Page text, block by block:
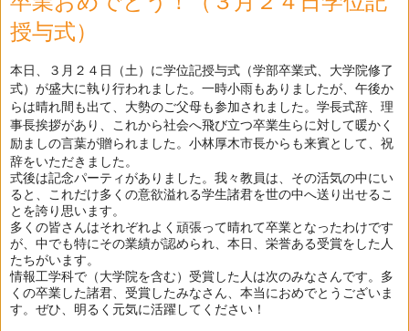
授与式）
本日、３月２４日（土）に学位記授与式（学部卒業式、大学院修了
式）が盛大に執り行われました。一時小雨もありましたが、午後か
らは晴れ間も出て、大勢のご父母も参加されました。学長式辞、理
事長挨拶があり、これから社会へ飛び立つ卒業生らに対して暖かく
励ましの言葉が贈られました。小林厚木市長からも来賓として、祝
辞をいただきました。
式後は記念パーティがありました。我々教員は、その活気の中にい
ると、これだけ多くの意欲溢れる学生諸君を世の中へ送り出せるこ
とを誇り思います。
多くの皆さんはそれぞれよく頑張って晴れて卒業となったわけです
が、中でも特にその業績が認められ、本日、栄誉ある受賞をした人
たちがいます。
情報工学科で（大学院を含む）受賞した人は次のみなさんです。多
くの卒業した諸君、受賞したみなさん、本当におめでとうございま
す。ぜひ、明るく元気に活躍してください！